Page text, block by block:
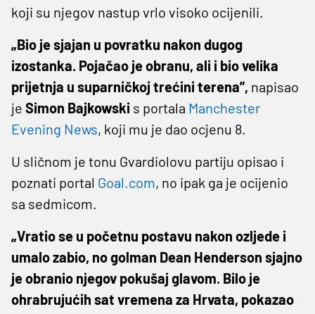
koji su njegov nastup vrlo visoko ocijenili.
„Bio je sjajan u povratku nakon dugog
izostanka. Pojačao je obranu, ali i bio velika
prijetnja u suparničkoj trećini terena”, napisao
je Simon Bajkowski s portala Manchester
Evening News, koji mu je dao ocjenu 8.
U sličnom je tonu Gvardiolovu partiju opisao i
poznati portal Goal.com, no ipak ga je ocijenio
sa sedmicom.
„Vratio se u početnu postavu nakon ozljede i
umalo zabio, no golman Dean Henderson sjajno
je obranio njegov pokušaj glavom. Bilo je
ohrabrujućih sat vremena za Hrvata, pokazao